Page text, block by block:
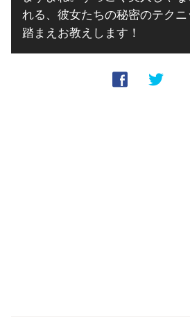
れる、彼女たちの秘密のテク
踏まえお教えします！